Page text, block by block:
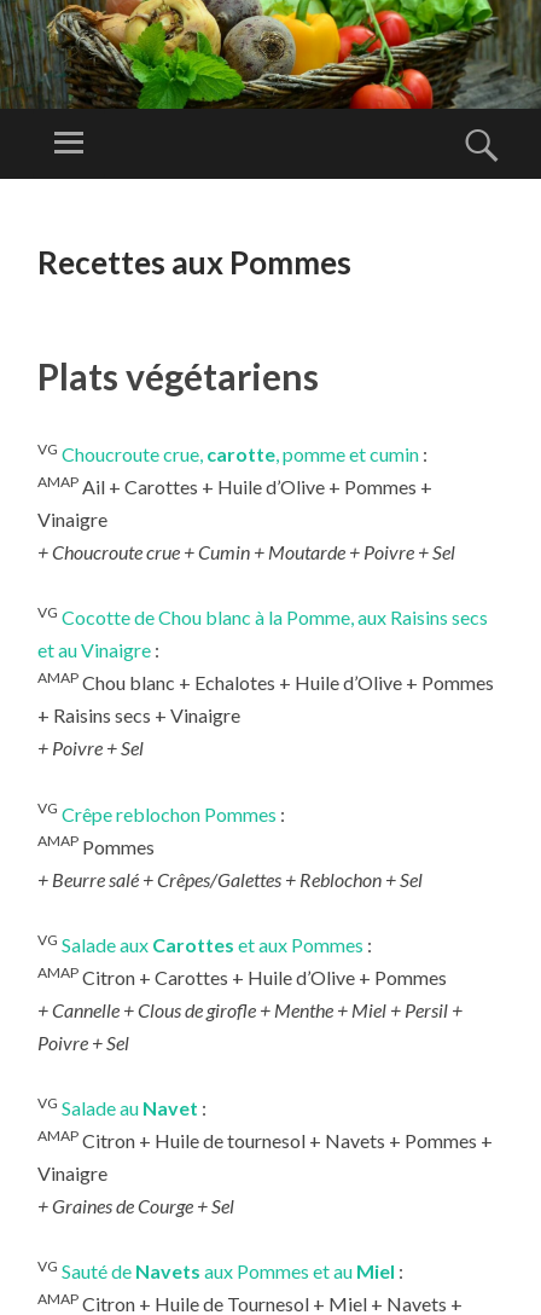
A
E
Amap de
Menu
CONTENURecettes aux Pommes
Plats végétariens
VG Choucroute crue, carotte, pomme et cumin :
AMAP Ail + Carottes + Huile d’Olive + Pommes +
Vinaigre
+ Choucroute crue + Cumin + Moutarde + Poivre + Sel
VG Cocotte de Chou blanc à la Pomme, aux Raisins secs
et au Vinaigre :
AMAP Chou blanc + Echalotes + Huile d’Olive + Pommes
+ Raisins secs + Vinaigre
+ Poivre + Sel
VG Crêpe reblochon Pommes :
AMAP Pommes
+ Beurre salé + Crêpes/Galettes + Reblochon + Sel
VG Salade aux Carottes et aux Pommes :
AMAP Citron + Carottes + Huile d’Olive + Pommes
+ Cannelle + Clous de girofle + Menthe + Miel + Persil +
Poivre + Sel
VG Salade au Navet :
AMAP Citron + Huile de tournesol + Navets + Pommes +
Vinaigre
+ Graines de Courge + Sel
VG Sauté de Navets aux Pommes et au Miel :
AMAP Citron + Huile de Tournesol + Miel + Navets +